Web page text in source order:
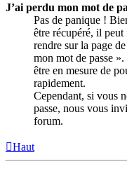
J’ai perdu mon mot de
Pas de panique !
être récupéré, il
rendre sur la page
mon mot de passe
être en mesure de
rapidement.
Cependant, si vous
passe, nous vous
forum.
Haut